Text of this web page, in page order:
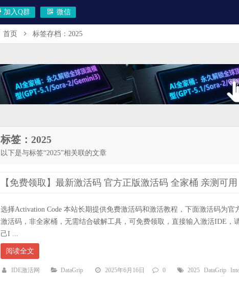
加入Q群 微信
首页 标签存档：2025
标签：2025
以下是与标签“2025”相关联的文章
【免费领取】最新激活码 官方正版激活码 全家桶 亲测可用
选择Activation Code 本站长期提供免费激活码和激活教程，下面激活码为官
激活码，非全家桶，无需结合破解工具，可免费领取，直接输入激活IDE，
己I ...
阅读全文
IDE激活网 DataGrip 2025年6月16日 0 2025 DataGrip